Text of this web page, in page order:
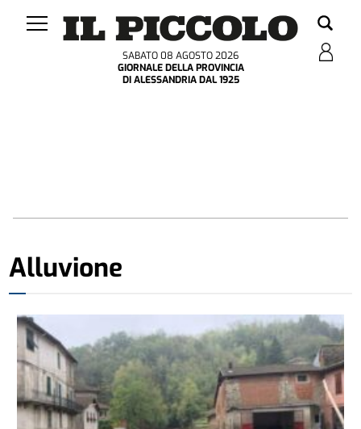
SABATO 08 AGOSTO 2026
GIORNALE DELLA PROVINCIA
DI ALESSANDRIA DAL 1925
Alluvione